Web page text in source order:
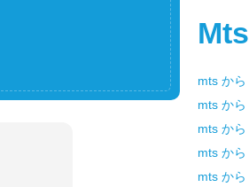
Mts
mts から
mts から
mts から
mts から
mts から